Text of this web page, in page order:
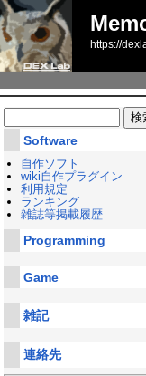
https://
Software
自作ソフト
wiki自作プラグイン
利用規定
ランキング
雑誌等掲載履歴
Programming
Game
雑記
連絡先